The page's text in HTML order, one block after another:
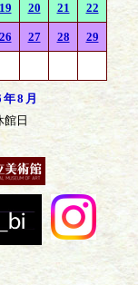
19 20 21 22
26 27 28 29
8月
館日